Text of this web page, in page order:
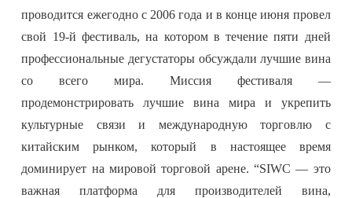
проводится ежегодно с 2006 года и в конце июня провел
свой 19-й фестиваль, на котором в течение пяти дней
профессиональные дегустаторы обсуждали лучшие вина
со всего мира. Миссия фестиваля —
продемонстрировать лучшие вина мира и укрепить
культурные связи и международную торговлю с
китайским рынком, который в настоящее время
доминирует на мировой торговой арене. “SIWC — это
важная платформа для производителей вина,